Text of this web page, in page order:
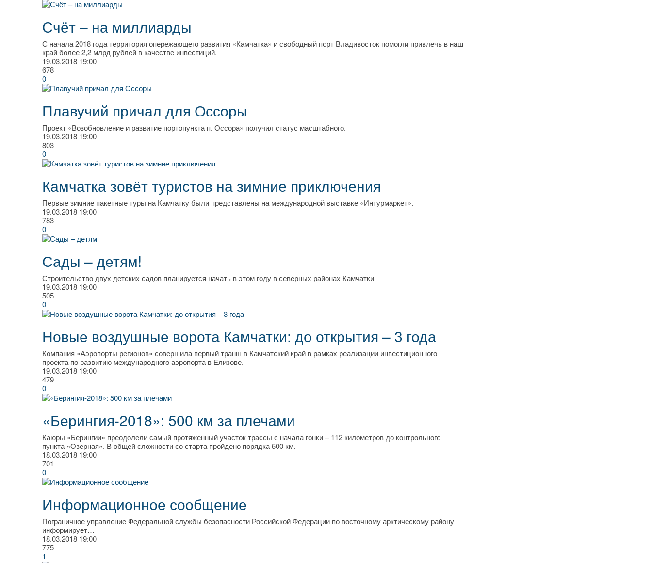
Счёт – на миллиарды
С начала 2018 года территория опережающего развития «Камчатка» и свободный порт Владивосток помогли привлечь в наш
край более 2,2 млрд рублей в качестве инвестиций.
19.03.2018 19:00
678
0
Плавучий причал для Оссоры
Проект «Возобновление и развитие портопункта п. Оссора» получил статус масштабного.
19.03.2018 19:00
803
0
Камчатка зовёт туристов на зимние приключения
Первые зимние пакетные туры на Камчатку были представлены на международной выставке «Интурмаркет».
19.03.2018 19:00
783
0
Сады – детям!
Строительство двух детских садов планируется начать в этом году в северных районах Камчатки.
19.03.2018 19:00
505
0
Новые воздушные ворота Камчатки: до открытия – 3 года
Компания «Аэропорты регионов» совершила первый транш в Камчатский край в рамках реализации инвестиционного
проекта по развитию международного аэропорта в Елизове.
19.03.2018 19:00
479
0
«Берингия-2018»: 500 км за плечами
Каюры «Берингии» преодолели самый протяженный участок трассы с начала гонки – 112 километров до контрольного
пункта «Озерная». В общей сложности со старта пройдено порядка 500 км.
18.03.2018 19:00
701
0
Информационное сообщение
Пограничное управление Федеральной службы безопасности Российской Федерации по восточному арктическому району
информирует…
18.03.2018 19:00
775
1